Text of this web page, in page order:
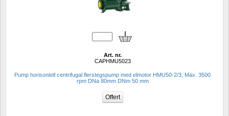
Art. nr.
CAPHMU5023
Pump horisontell centrifugal flerstegspump med elmotor HMU50-2/3, Max. 3500
rpm DNa 80mm DNm 50 mm